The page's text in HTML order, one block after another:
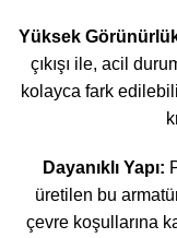
Yüksek
çıkışı ile, acil
kolayca fark
Dayanıklı Yapı:
üretilen bu
çevre koşullarına